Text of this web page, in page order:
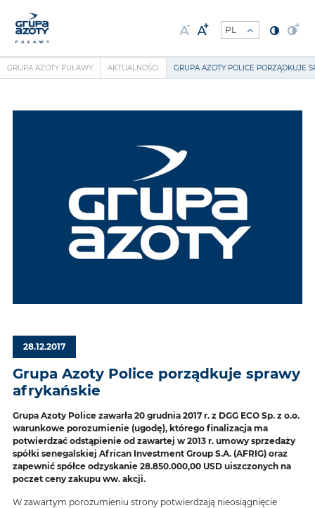
GRUPA AZOTY PUŁAWY AKTUALNOŚCI GRUPA AZOTY POLICE PORZĄDKUJE
28.12.2017
Grupa Azoty Police porządkuje sprawy
afrykańskie
Grupa Azoty Police zawarła 20 grudnia 2017 r. z DGG ECO Sp. z o.o.
warunkowe porozumienie (ugodę), którego finalizacja ma
potwierdzać odstąpienie od zawartej w 2013 r. umowy sprzedaży
spółki senegalskiej African Investment Group S.A. (AFRIG) oraz
zapewnić spółce odzyskanie 28.850.000,00 USD uiszczonych na
poczet ceny zakupu ww. akcji.
W zawartym porozumieniu strony potwierdzają nieosiągnięcie